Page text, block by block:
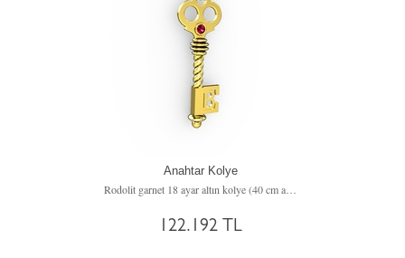
Anahtar Kolye
Rodolit garnet 18 ayar altın kolye (40 cm altın rolo zincir)
122.192 TL